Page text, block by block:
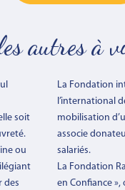
autres à
soit
ou
des
La Fondation
l’international
mobilisation
associe
salariés.
La Fondation
en Confiance